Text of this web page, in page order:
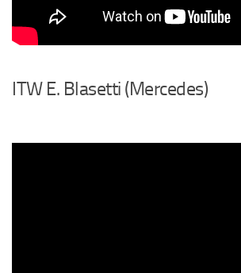
ITW E. Blasetti (Mercedes)